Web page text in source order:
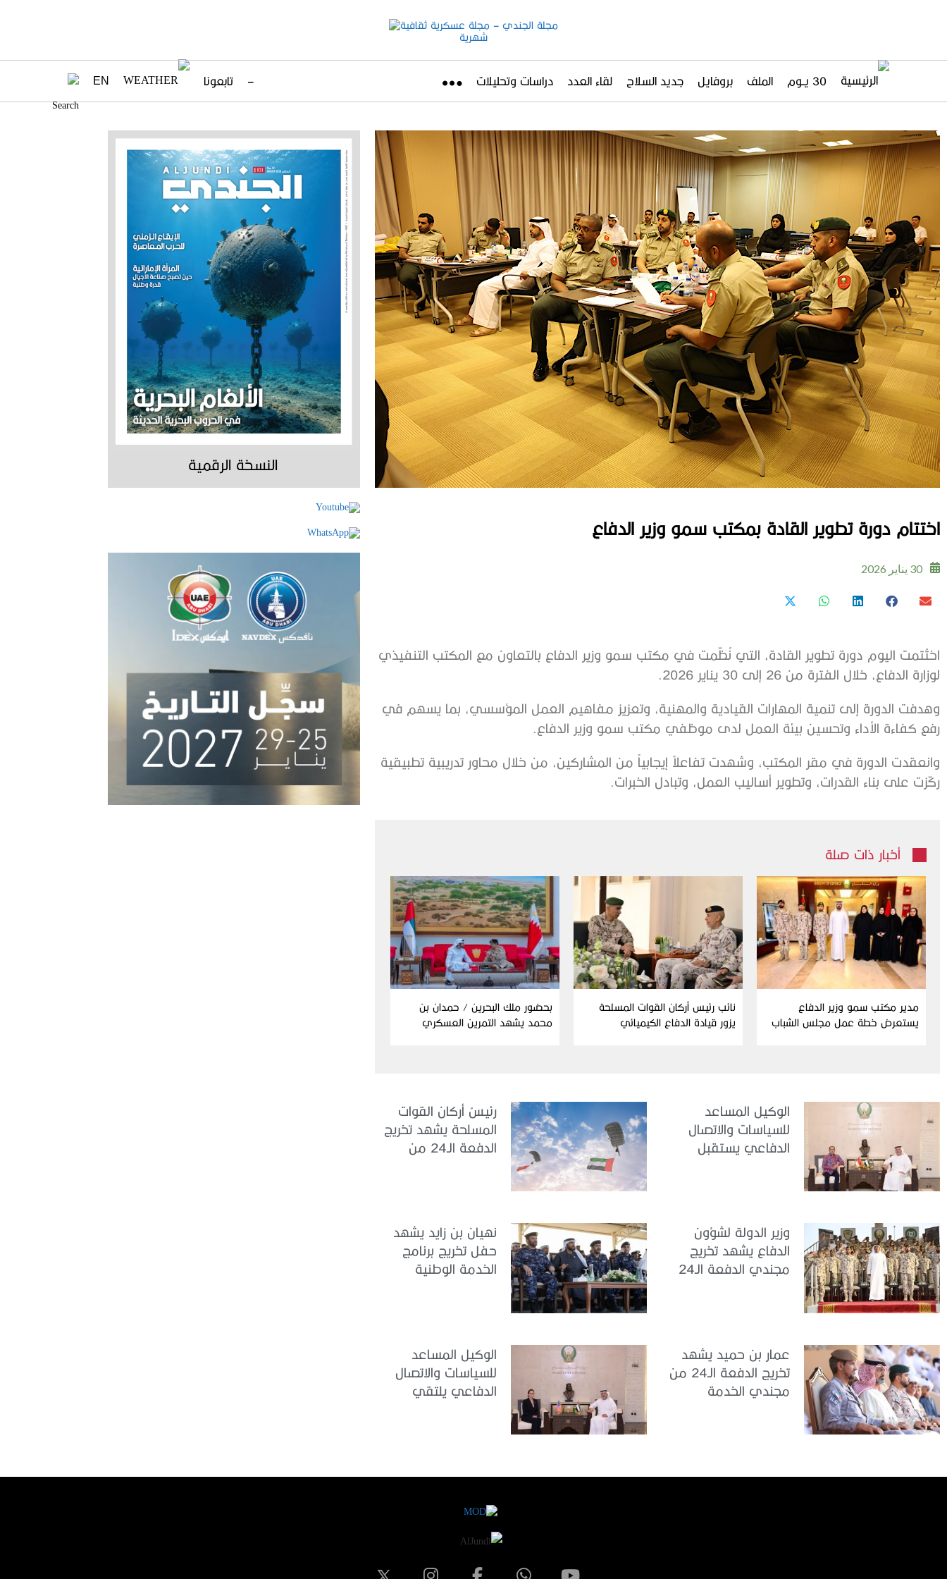
30 يــوم الملف بروفايل جديد السلاح لقاء العدد دراسات وتحليلات – تابعونا EN
اختتام دورة تطوير القادة بمكتب سمو وزير الدفاع
30 يناير 2026
اختُتمت اليوم دورة تطوير القادة، التي نُظّمت في مكتب سمو وزير الدفاع بالتعاون مع المكتب التنفيذي
لوزارة الدفاع، خلال الفترة من 26 إلى 30 يناير 2026.
وهدفت الدورة إلى تنمية المهارات القيادية والمهنية، وتعزيز مفاهيم العمل المؤسسي، بما يسهم في
رفع كفاءة الأداء وتحسين بيئة العمل لدى موظفي مكتب سمو وزير الدفاع.
وانعقدت الدورة في مقر المكتب، وشهدت تفاعلاً إيجابياً من المشاركين، من خلال محاور تدريبية تطبيقية
ركّزت على بناء القدرات، وتطوير أساليب العمل، وتبادل الخبرات.
أخبار ذات صلة
مدير مكتب سمو وزير الدفاع
يستعرض خطة عمل مجلس الشباب
نائب رئيس أركان القوات المسلحة
يزور قيادة الدفاع الكيميائي
بحضور ملك البحرين / حمدان بن
محمد يشهد التمرين العسكري
الوكيل المساعد
للسياسات والاتصال
الدفاعي يستقبل
رئيسُ أركان القوات
المسلحة يشهد تخريج
الدفعة الـ24 من
وزير الدولة لشؤون
الدفاع يشهد تخريج
مجندي الدفعة الـ24
نهيان بن زايد يشهد
حفل تخريج برنامج
الخدمة الوطنية
عمار بن حميد يشهد
تخريج الدفعة الـ24 من
مجندي الخدمة
الوكيل المساعد
للسياسات والاتصال
الدفاعي يلتقي
النسخة الرقمية